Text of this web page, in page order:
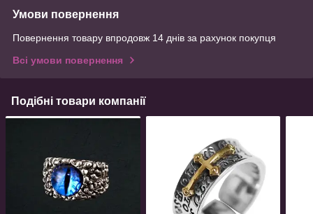
Умови повернення
Повернення товару впродовж 14 днів за рахунок покупця
Всі умови повернення
Подібні товари компанії